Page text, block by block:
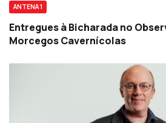
ANTENA 1
Entregues à Bicharada no
Morcegos Cavernícolas